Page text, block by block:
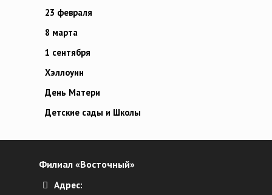
23 февраля
8 марта
1 сентября
Хэллоуин
День Матери
Детские сады и Школы
Филиал «Восточный»
Адрес: